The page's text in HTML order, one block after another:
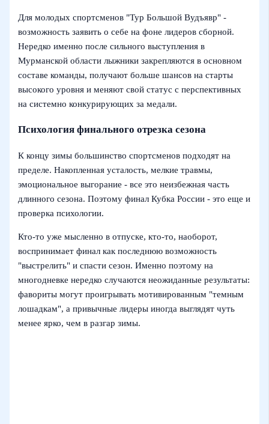
Для молодых спортсменов "Тур Большой Вудъявр" -
возможность заявить о себе на фоне лидеров сборной.
Нередко именно после сильного выступления в
Мурманской области лыжники закрепляются в основном
составе команды, получают больше шансов на старты
высокого уровня и меняют свой статус с перспективных
на системно конкурирующих за медали.
Психология финального отрезка сезона
К концу зимы большинство спортсменов подходят на
пределе. Накопленная усталость, мелкие травмы,
эмоциональное выгорание - все это неизбежная часть
длинного сезона. Поэтому финал Кубка России - это еще и
проверка психологии.
Кто-то уже мысленно в отпуске, кто-то, наоборот,
воспринимает финал как последнюю возможность
"выстрелить" и спасти сезон. Именно поэтому на
многодневке нередко случаются неожиданные результаты:
фавориты могут проигрывать мотивированным "темным
лошадкам", а привычные лидеры иногда выглядят чуть
менее ярко, чем в разгар зимы.